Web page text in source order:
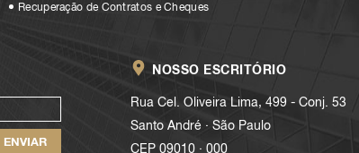
Recuperação de Contratos e Cheques
NOSSO ESCRITÓRIO
Rua Cel. Oliveira Lima, 499 - Conj. 53
Santo André . São Paulo
CEP 09010 . 000